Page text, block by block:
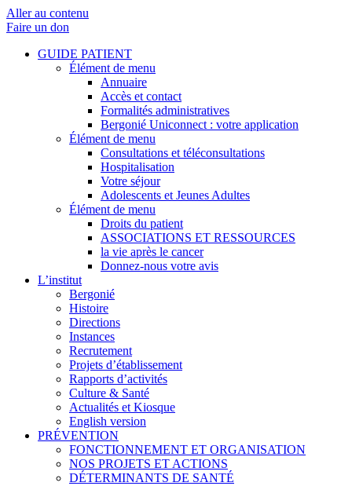
Aller au contenu
Faire un don
GUIDE PATIENT
Élément de menu
Annuaire
Accès et contact
Formalités administratives
Bergonié Uniconnect : votre application
Élément de menu
Consultations et téléconsultations
Hospitalisation
Votre séjour
Adolescents et Jeunes Adultes
Élément de menu
Droits du patient
ASSOCIATIONS ET RESSOURCES
la vie après le cancer
Donnez-nous votre avis
L’institut
Bergonié
Histoire
Directions
Instances
Recrutement
Projets d’établissement
Rapports d’activités
Culture & Santé
Actualités et Kiosque
English version
PRÉVENTION
FONCTIONNEMENT ET ORGANISATION
NOS PROJETS ET ACTIONS
DÉTERMINANTS DE SANTÉ